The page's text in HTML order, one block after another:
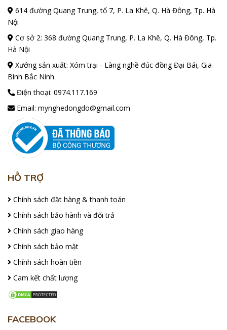
614 đường Quang Trung, tổ 7, P. La Khê, Q. Hà Đông, Tp. Hà
Nội
Cơ sở 2: 368 đường Quang Trung, P. La Khê, Q. Hà Đông, Tp.
Hà Nội
Xưởng sản xuất: Xóm trại - Làng nghề đúc đồng Đại Bái, Gia
Bình Bắc Ninh
Điện thoại: 0974.117.169
Email: mynghedongdo@gmail.com
HỖ TRỢ
Chính sách đặt hàng & thanh toán
Chính sách bảo hành và đổi trả
Chính sách giao hàng
Chính sách bảo mật
Chính sách hoàn tiền
Cam kết chất lượng
FACEBOOK